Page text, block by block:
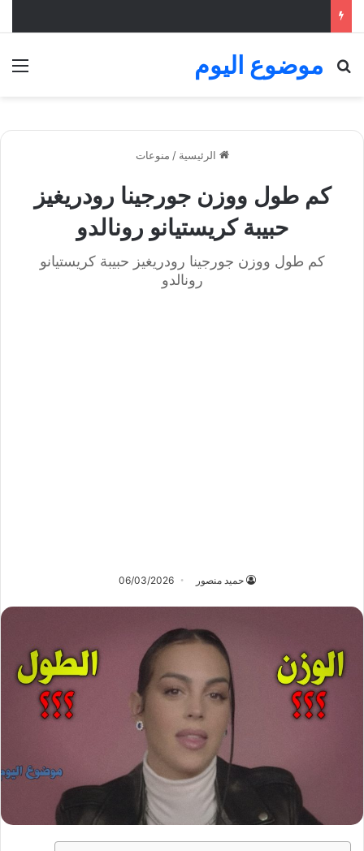
موضوع اليوم
بحث عن
الرئيسية / منوعات
كم طول ووزن جورجينا رودريغيز
حبيبة كريستيانو رونالدو
كم طول ووزن جورجينا رودريغيز حبيبة كريستيانو
رونالدو
حميد منصور 06/03/2026